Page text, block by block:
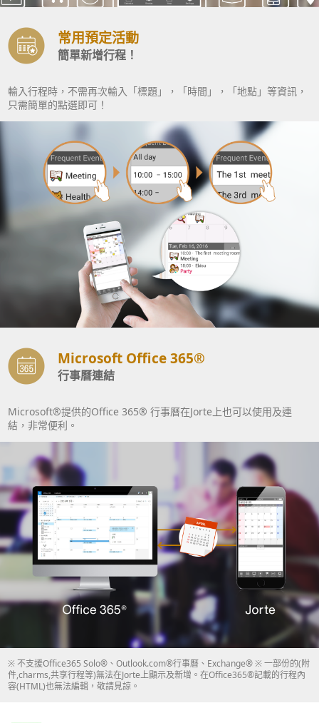
常用預定活動
簡單新增行程！
輸入行程時，不需再次輸入「標題」，「時間」，「地點」等資訊，
只需簡單的點選即可！
Microsoft Office 365®
行事曆連結
Microsoft®提供的Office 365® 行事曆在Jorte上也可以使用及連
結，非常便利。
※ 不支援Office365 Solo®、Outlook.com®行事曆、Exchange® ※ 一部份的(附
件,charms,共享行程等)無法在Jorte上顯示及新增。在Office365®記載的行程內
容(HTML)也無法編輯，敬請見諒。